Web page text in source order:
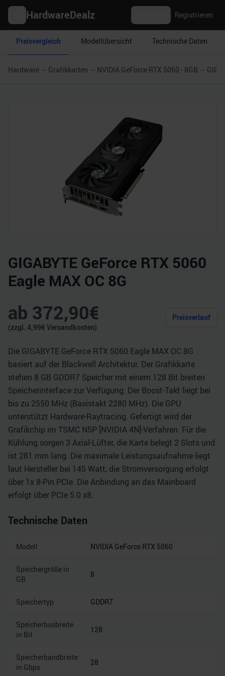
HardwareDealz Registrieren
Preisvergleich Modellübersicht Technische Daten
Hardware Grafikkarten NVIDIA GeForce RTX 5060 - 8GB
GIGABYTE GeForce RTX 5060
Eagle MAX OC 8G
ab 372,90€
(zzgl. 4,99€ Versandkosten)
Preisverlauf
Die GIGABYTE GeForce RTX 5060 Eagle MAX OC 8G
basiert auf der Blackwell Architektur. Der Grafikkarte
stehen 8 GB GDDR7 Speicher mit einem 128 Bit breiten
Speicherinterface zur Verfügung. Der Boost-Takt liegt bei
bis zu 2550 MHz (Basistakt 2280 MHz). Die GPU
unterstützt Hardware-Raytracing. Gefertigt wird der
Grafikchip im TSMC N5P [NVIDIA 4N]-Verfahren. Für die
Kühlung sorgen 3 Axial-Lüfter, die Karte belegt 2 Slots und
ist 281 mm lang. Die maximale Leistungsaufnahme liegt
laut Hersteller bei 145 Watt, die Stromversorgung erfolgt
über 1x 8-Pin PCIe. Die Anbindung an das Mainboard
erfolgt über PCIe 5.0 x8.
Technische Daten
Modell NVIDIA GeForce RTX 5060
Speichergröße in
GB
8
Speichertyp GDDR7
Speicherbusbreite
in Bit
128
Speicherbandbreite
in Gbps
28